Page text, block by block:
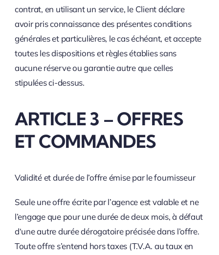
contrat, en utilisant un service, le Client déclare
avoir pris connaissance des présentes conditions
générales et particulières, le cas échéant, et accepte
toutes les dispositions et règles établies sans
aucune réserve ou garantie autre que celles
stipulées ci-dessus.
ARTICLE 3 – OFFRES
ET COMMANDES
Validité et durée de l’offre émise par le fournisseur
Seule une offre écrite par l’agence est valable et ne
l’engage que pour une durée de deux mois, à défaut
d‘une autre durée dérogatoire précisée dans l’offre.
Toute offre s’entend hors taxes (T.V.A. au taux en